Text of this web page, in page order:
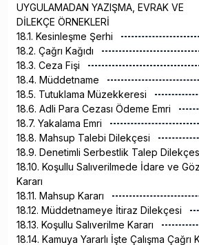
UYGULAMADAN YAZIŞMA, EVRAK VE
DİLEKÇE ÖRNEKLERİ
18.1. Kesinleşme Şerhi
18.2. Çağrı Kağıdı
18.3. Ceza Fişi
18.4. Müddetname
18.5. Tutuklama Müzekkeresi
18.6. Adli Para Cezası Ödeme Emri
18.7. Yakalama Emri
18.8. Mahsup Talebi Dilekçesi
18.9. Denetimli Serbestlik Talep
18.10. Koşullu Salıverilmede İdare ve
Kararı
18.11. Mahsup Kararı
18.12. Müddetnameye İtiraz Dilekçesi
18.13. Koşullu Salıverilme Kararı
18.14. Kamuya Yararlı İşte Çalışma Çağrı